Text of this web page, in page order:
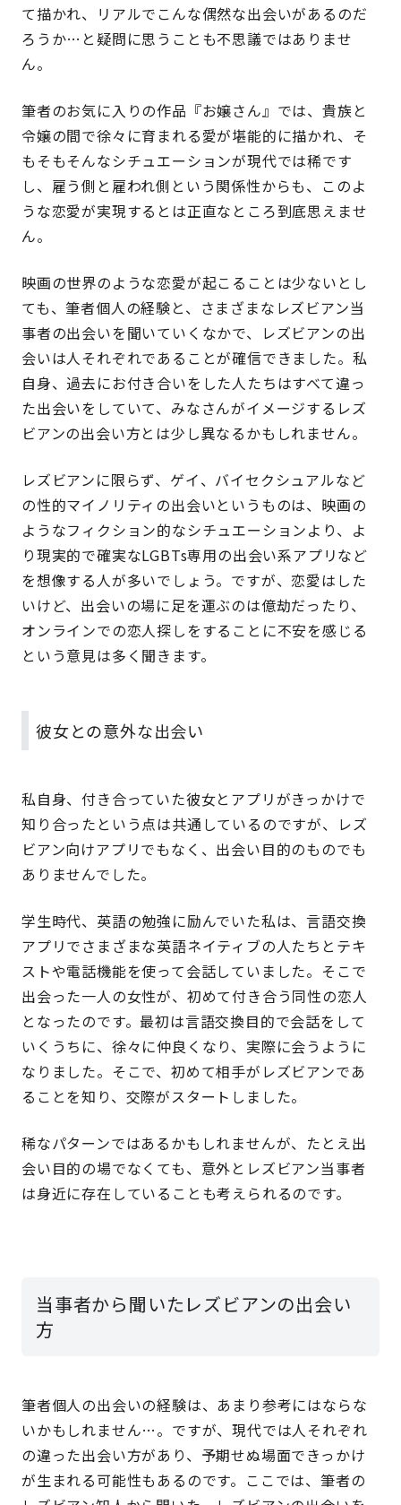
て描かれ、リアルでこんな偶然な出会いがあるのだ
ろうか…と疑問に思うことも不思議ではありませ
ん。
筆者のお気に入りの作品『お嬢さん』では、貴族と
令嬢の間で徐々に育まれる愛が堪能的に描かれ、そ
もそもそんなシチュエーションが現代では稀です
し、雇う側と雇われ側という関係性からも、このよ
うな恋愛が実現するとは正直なところ到底思えませ
ん。
映画の世界のような恋愛が起こることは少ないとし
ても、筆者個人の経験と、さまざまなレズビアン当
事者の出会いを聞いていくなかで、レズビアンの出
会いは人それぞれであることが確信できました。私
自身、過去にお付き合いをした人たちはすべて違っ
た出会いをしていて、みなさんがイメージするレズ
ビアンの出会い方とは少し異なるかもしれません。
レズビアンに限らず、ゲイ、バイセクシュアルなど
の性的マイノリティの出会いというものは、映画の
ようなフィクション的なシチュエーションより、よ
り現実的で確実なLGBTs専用の出会い系アプリなど
を想像する人が多いでしょう。ですが、恋愛はした
いけど、出会いの場に足を運ぶのは億劫だったり、
オンラインでの恋人探しをすることに不安を感じる
という意見は多く聞きます。
彼女との意外な出会い
私自身、付き合っていた彼女とアプリがきっかけで
知り合ったという点は共通しているのですが、レズ
ビアン向けアプリでもなく、出会い目的のものでも
ありませんでした。
学生時代、英語の勉強に励んでいた私は、言語交換
アプリでさまざまな英語ネイティブの人たちとテキ
ストや電話機能を使って会話していました。そこで
出会った一人の女性が、初めて付き合う同性の恋人
となったのです。最初は言語交換目的で会話をして
いくうちに、徐々に仲良くなり、実際に会うように
なりました。そこで、初めて相手がレズビアンであ
ることを知り、交際がスタートしました。
稀なパターンではあるかもしれませんが、たとえ出
会い目的の場でなくても、意外とレズビアン当事者
は身近に存在していることも考えられるのです。
当事者から聞いたレズビアンの出会い
方
筆者個人の出会いの経験は、あまり参考にはならな
いかもしれません…。ですが、現代では人それぞれ
の違った出会い方があり、予期せぬ場面できっかけ
が生まれる可能性もあるのです。ここでは、筆者の